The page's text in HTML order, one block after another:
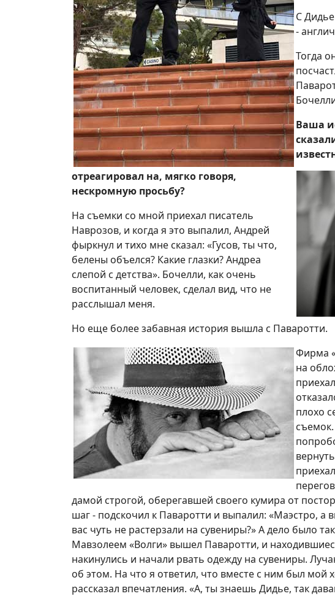
С
-
Тогда
Ваша
отреагировал на, мягко говоря,
нескромную просьбу?
На съемки со мной приехал писатель
Наврозов, и когда я это выпалил, Андрей
фыркнул и тихо мне сказал: «Гусов, ты что,
белены объелся? Какие глазки? Андреа
слепой с детства». Бочелли, как очень
воспитанный человек, сделал вид, что не
расслышал меня.
Но еще более забавная история вышла с Паваротти.
Фирма
на
плохо
дамой строгой, оберегавшей своего кумира от
шаг - подскочил к Паваротти и выпалил: «Маэстро,
вас чуть не растерзали на сувениры?» А дело было
Мавзолеем «Волги» вышел Паваротти, и
накинулись и начали рвать одежду на сувениры.
об этом. На что я ответил, что вместе с ним был мой
рассказал впечатления. «А, ты знаешь Дидье, так